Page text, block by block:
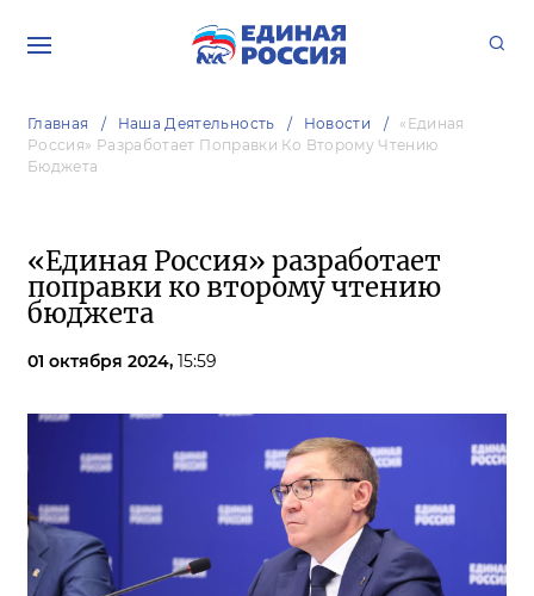
Главная Наша Деятельность Новости
«Единая
Россия» Разработает Поправки Ко Второму Чтению
Бюджета
«Единая Россия» разработает
поправки ко второму чтению
бюджета
01 октября 2024, 15:59